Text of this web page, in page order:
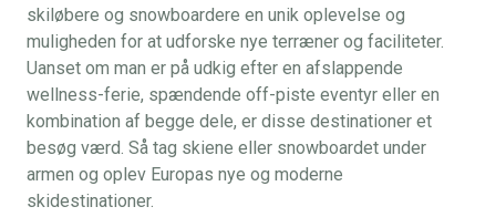
skiløbere og snowboardere en unik oplevelse og
muligheden for at udforske nye terræner og faciliteter.
Uanset om man er på udkig efter en afslappende
wellness-ferie, spændende off-piste eventyr eller en
kombination af begge dele, er disse destinationer et
besøg værd. Så tag skiene eller snowboardet under
armen og oplev Europas nye og moderne
skidestinationer.